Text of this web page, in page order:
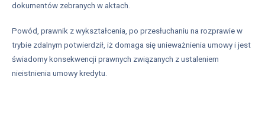
dokumentów zebranych w aktach.
Powód, prawnik z wykształcenia, po przesłuchaniu na rozprawie w
trybie zdalnym potwierdził, iż domaga się unieważnienia umowy i jest
świadomy konsekwencji prawnych związanych z ustaleniem
nieistnienia umowy kredytu.